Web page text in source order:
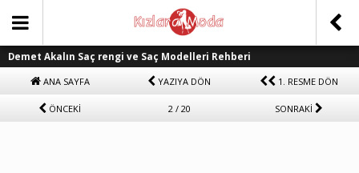
Demet Akalın Saç rengi ve Saç Modelleri Rehberi
ANA SAYFA YAZIYA DÖN 1. RESME DÖN
ÖNCEKİ 2 / 20 SONRAKİ